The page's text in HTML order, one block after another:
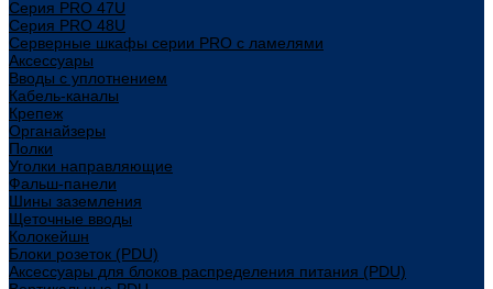
Серия PRO 47U
Серия PRO 48U
Серверные шкафы серии PRO с ламелями
Аксессуары
Вводы с уплотнением
Кабель-каналы
Крепеж
Органайзеры
Полки
Уголки направляющие
Фальш-панели
Шины заземления
Щеточные вводы
Колокейшн
Блоки розеток (PDU)
Аксессуары для блоков распределения питания (PDU)